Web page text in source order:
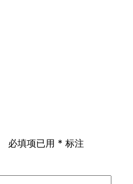
必填项已用 * 标注